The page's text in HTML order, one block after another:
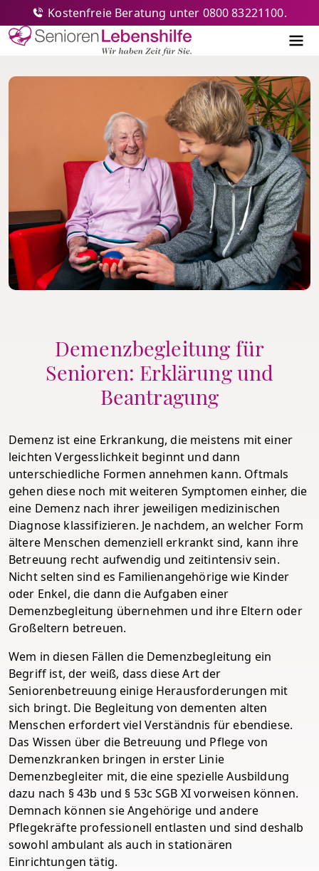
Senioren-Lebenshilfe
Kostenfreie Beratung unter 0800 83221100.
Demenzbegleitung für
Senioren: Erklärung und
Beantragung
Demenz ist eine Erkrankung, die meistens mit einer
leichten Vergesslichkeit beginnt und dann
unterschiedliche Formen annehmen kann. Oftmals
gehen diese noch mit weiteren Symptomen einher, die
eine Demenz nach ihrer jeweiligen medizinischen
Diagnose klassifizieren. Je nachdem, an welcher Form
ältere Menschen demenziell erkrankt sind, kann ihre
Betreuung recht aufwendig und zeitintensiv sein.
Nicht selten sind es Familienangehörige wie Kinder
oder Enkel, die dann die Aufgaben einer
Demenzbegleitung übernehmen und ihre Eltern oder
Großeltern betreuen.
Wem in diesen Fällen die Demenzbegleitung ein
Begriff ist, der weiß, dass diese Art der
Seniorenbetreuung einige Herausforderungen mit
sich bringt. Die Begleitung von dementen alten
Menschen erfordert viel Verständnis für ebendiese.
Das Wissen über die Betreuung und Pflege von
Demenzkranken bringen in erster Linie
Demenzbegleiter mit, die eine spezielle Ausbildung
dazu nach § 43b und § 53c SGB XI vorweisen können.
Demnach können sie Angehörige und andere
Pflegekräfte professionell entlasten und sind deshalb
sowohl ambulant als auch in stationären
Einrichtungen tätig.